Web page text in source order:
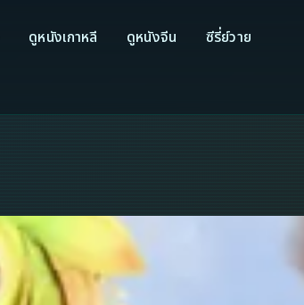
ดูหนังเกาหลี ดูหนังจีน
ซีรี่ย์วาย